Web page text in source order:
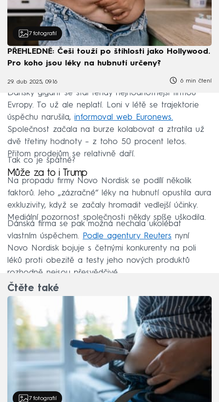
7 fotografií
PŘEHLEDNĚ: Češi touží po štíhlosti jako Hollywood.
Pro koho jsou léky na hubnutí určeny?
29. dub 2025, 09:16 6 min čtení
Dánský gigant se stal tehdy nejhodnotnější firmou
Evropy. To už ale neplatí. Loni v létě se trajektorie
úspěchu narušila, informoval web Euronews.
Společnost začala na burze kolabovat a ztratila už
dvě třetiny hodnoty – z toho 50 procent letos.
Přitom prodejům se relativně daří.
Tak co je špatně?
Může za to i Trump
Na propadu firmy Novo Nordisk se podílí několik
faktorů. Jeho „zázračné“ léky na hubnutí opustila aura
exkluzivity, když se začaly hromadit vedlejší účinky.
Mediální pozornost společnosti někdy spíše uškodila.
Dánská firma se pak možná nechala ukolébat
vlastním úspěchem. Podle agentury Reuters nyní
Novo Nordisk bojuje s četnými konkurenty na poli
léků proti obezitě a testy jeho nových produktů
rozhodně nejsou přesvědčivé.
Čtěte také
7 fotografií